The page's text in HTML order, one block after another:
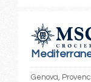
Genova,